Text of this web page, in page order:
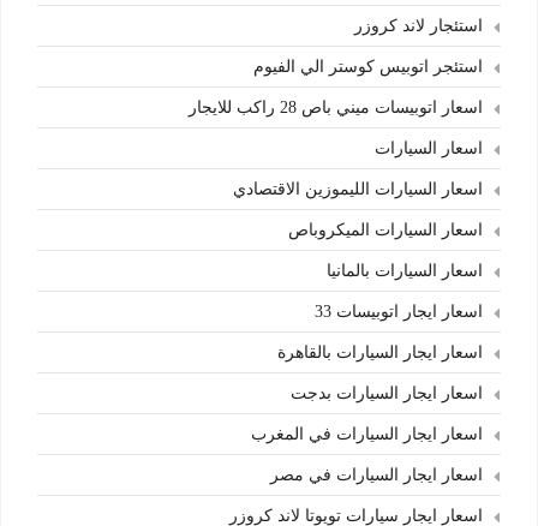
استئجار لاند كروزر
استئجر اتوبيس كوستر الي الفيوم
اسعار اتوبيسات ميني باص 28 راكب للايجار
اسعار السيارات
اسعار السيارات الليموزين الاقتصادي
اسعار السيارات الميكروباص
اسعار السيارات بالمانيا
اسعار ايجار اتوبيسات 33
اسعار ايجار السيارات بالقاهرة
اسعار ايجار السيارات بدجت
اسعار ايجار السيارات في المغرب
اسعار ايجار السيارات في مصر
اسعار ايجار سيارات تويوتا لاند كروزر